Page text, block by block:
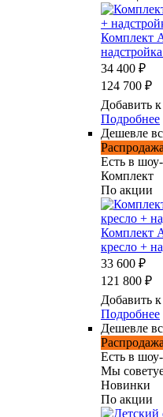
Комплект
34 400 ₽
124 700 ₽
Добавить к
Подробнее
Дешевле
Есть в
Комплект
По акции
Комплект
кресло +
33 600 ₽
121 800 ₽
Добавить к
Подробнее
Дешевле
Есть в
Мы
Новинки
По акции